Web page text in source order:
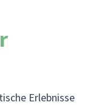
Erlebnisse